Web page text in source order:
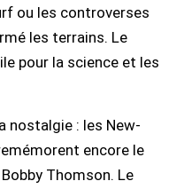
ou les controverses
les terrains. Le
pour la science et les
nostalgie : les New-
encore le
Thomson. Le